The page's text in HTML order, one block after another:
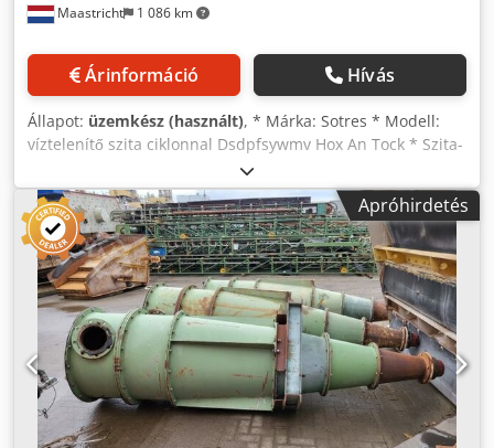
Maastricht 1 086 km
Árinformáció Hívás
Állapot: üzemkész (használt), * Márka: Sotres * Modell:
víztelenítő szita ciklonnal Dsdpfsywmv Hox An Tock * Szita-
felület mérete: 2800 x 1100 mm * Szita nyílás: 12 x 1 mm *
Tartozék: két darab 2 kW-os rezgőmotor * Tartozék: rugók *
Ciklon mérete: hossz: 3500 mm, átmérő: 1100 mm *
Tartozék: acélszerkezet * Tartozék: tartály * Tartozék:
Warman szivattyú elektromotorral, 8/6 típus.
Apróhirdetés